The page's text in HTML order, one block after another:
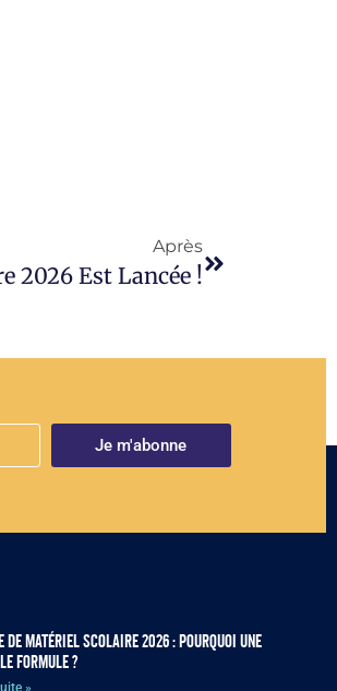
Après
2026 Est Lancée !
Je m'abonne
de matériel scolaire 2026 : pourquoi une
formule ?
»